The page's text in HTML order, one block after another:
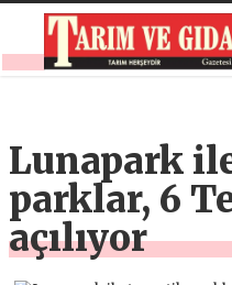
Lunapark
parklar, 6
açılıyor